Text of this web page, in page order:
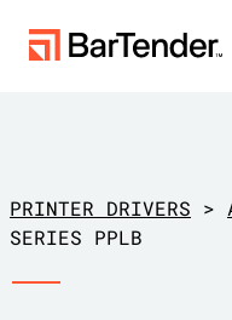
ETIKETTIERUNG,
Lösungen
PRINTER DRIVERS >
SERIES PPLB